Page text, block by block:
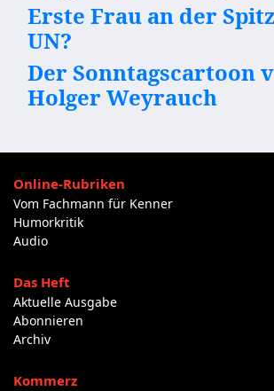
Erste Frau an der
UN?
Der Sonntagscartoon
Holger Weyrauch
Online-Rubriken
Vom Fachmann für Kenner
Humorkritik
Audio
Das Heft
Aktuelle Ausgabe
Abonnieren
Archiv
Kommerz